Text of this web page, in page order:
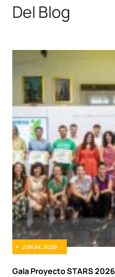
Del Blog
JUN 24, 2026
Gala Proyecto STARS 2026